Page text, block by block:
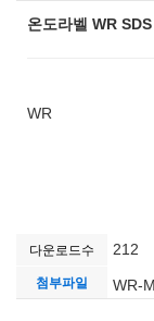
온도라벨 WR SDS
WR
다운로드수 212
첨부파일 WR-